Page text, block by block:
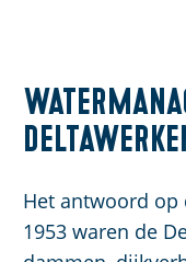
Het antwoord op
1953 waren de